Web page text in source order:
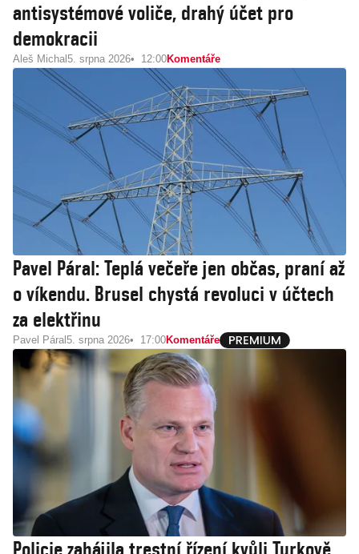
antisystémové voliče, drahý účet pro
demokracii
Aleš Michal 5. srpna 2026 12:00Komentáře
Pavel Páral: Teplá večeře jen občas, praní až
o víkendu. Brusel chystá revoluci v účtech
za elektřinu
Pavel Páral 5. srpna 2026 17:00Komentáře
Policie zahájila trestní řízení kvůli Turkově